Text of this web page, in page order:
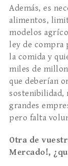
Además, es
alimentos,
modelos
ley de compra
la comida y
miles de
que deberían
sostenibilidad,
grandes
pero falta
Otra de
Mercado!,